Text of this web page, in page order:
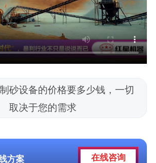
砂设备的价格要多少钱，一切
取决于您的需求
在线咨询
方案